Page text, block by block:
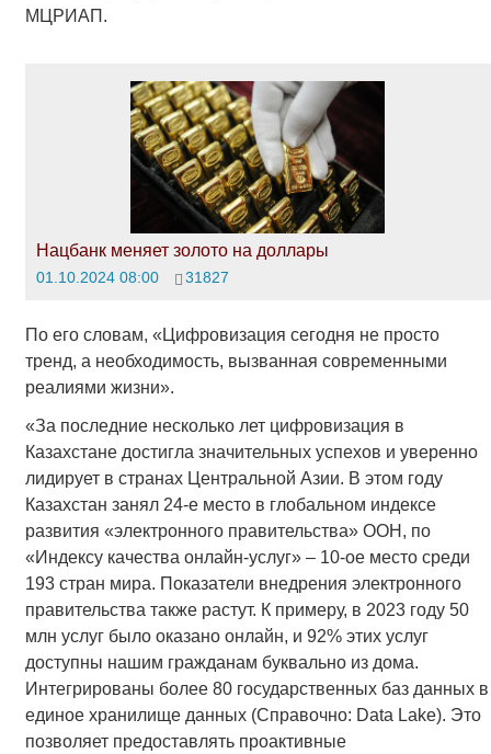
МЦРИАП.
Нацбанк меняет золото на доллары
01.10.2024 08:00 31827
По его словам, «Цифровизация сегодня не просто
тренд, а необходимость, вызванная современными
реалиями жизни».
«За последние несколько лет цифровизация в
Казахстане достигла значительных успехов и уверенно
лидирует в странах Центральной Азии. В этом году
Казахстан занял 24-е место в глобальном индексе
развития «электронного правительства» ООН, по
«Индексу качества онлайн-услуг» – 10-ое место среди
193 стран мира. Показатели внедрения электронного
правительства также растут. К примеру, в 2023 году 50
млн услуг было оказано онлайн, и 92% этих услуг
доступны нашим гражданам буквально из дома.
Интегрированы более 80 государственных баз данных в
единое хранилище данных (Справочно: Data Lake). Это
позволяет предоставлять проактивные